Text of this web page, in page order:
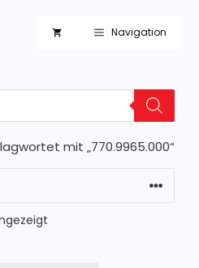
Navigation
mit „770.9965.000“